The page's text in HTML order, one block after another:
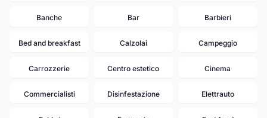
Banche Bar Barbieri
Bed and breakfast Calzolai Campeggio
Carrozzerie Centro estetico Cinema
Commercialisti Disinfestazione Elettrauto